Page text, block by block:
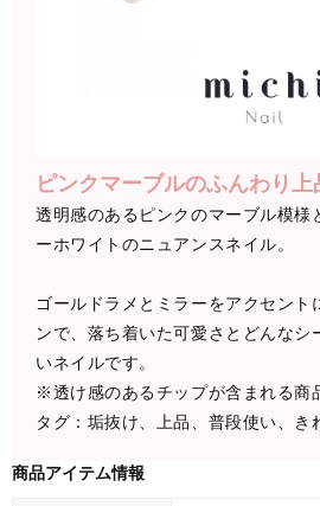
ピンクマーブルのふんわり上
透明感のあるピンクのマーブル模様
ーホワイトのニュアンスネイル。
ゴールドラメとミラーをアクセント
ンで、落ち着いた可愛さとどんなシ
いネイルです。
※透け感のあるチップが含まれる商
タグ：垢抜け、上品、普段使い、き
商品アイテム情報